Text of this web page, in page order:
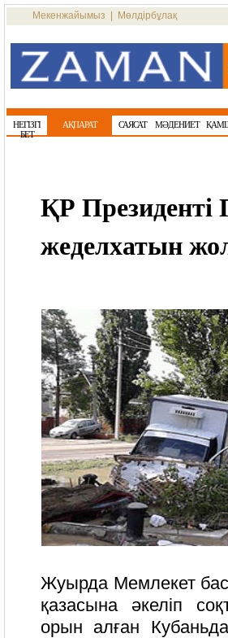
Мекенжайымыз Мөлдірбұлақ
НЕГІЗГІ
БЕТ
АҚПАРАТ САЯСАТ МӘДЕНИЕТ
ҚР Президенті
жеделхатын
Жуырда Мемлекет
қазасына әкеліп
орын алған